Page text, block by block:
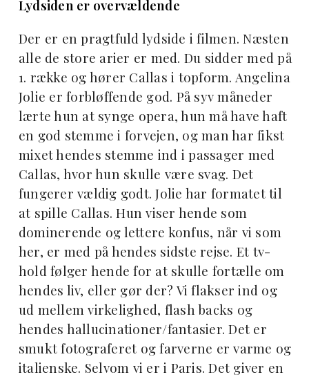
Lydsiden er overvældende
Der er en pragtfuld lydside i filmen. Næsten
alle de store arier er med. Du sidder med på
1. række og hører Callas i topform. Angelina
Jolie er forbløffende god. På syv måneder
lærte hun at synge opera, hun må have haft
en god stemme i forvejen, og man har fikst
mixet hendes stemme ind i passager med
Callas, hvor hun skulle være svag. Det
fungerer vældig godt. Jolie har formatet til
at spille Callas. Hun viser hende som
dominerende og lettere konfus, når vi som
her, er med på hendes sidste rejse. Et tv-
hold følger hende for at skulle fortælle om
hendes liv, eller gør der? Vi flakser ind og
ud mellem virkelighed, flash backs og
hendes hallucinationer/fantasier. Det er
smukt fotograferet og farverne er varme og
italienske. Selvom vi er i Paris. Det giver en